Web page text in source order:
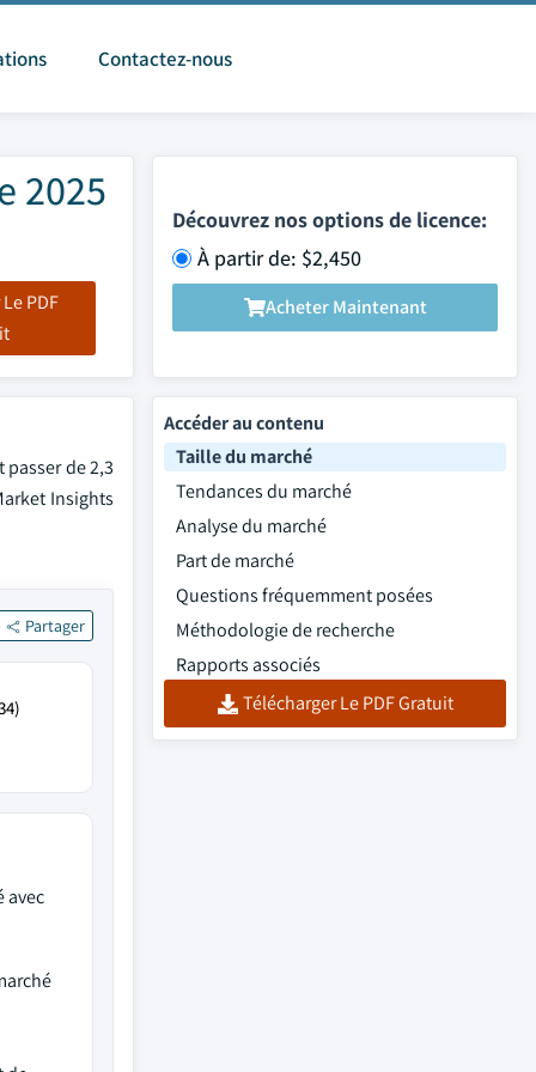
Contactez-nous
2025
PDF
Découvrez nos options de licence:
À partir de: $2,450
Acheter Maintenant
de 2,3
Insights
Partager
avec
Accéder au contenu
Taille du marché
Tendances du marché
Analyse du marché
Part de marché
Questions fréquemment posées
Méthodologie de recherche
Rapports associés
Télécharger Le PDF Gratuit